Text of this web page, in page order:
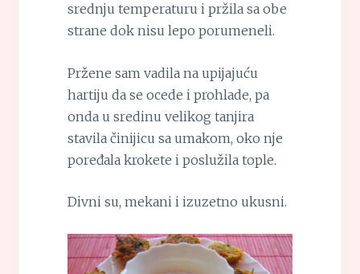
srednju temperaturu i pržila sa obe
strane dok nisu lepo porumeneli.
Pržene sam vadila na upijajuću
hartiju da se ocede i prohlade, pa
onda u sredinu velikog tanjira
stavila činijicu sa umakom, oko nje
poređala krokete i poslužila tople.
Divni su, mekani i izuzetno ukusni.